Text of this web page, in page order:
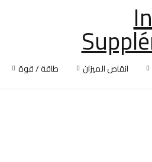
انقاص الميزان طاقة / قوة